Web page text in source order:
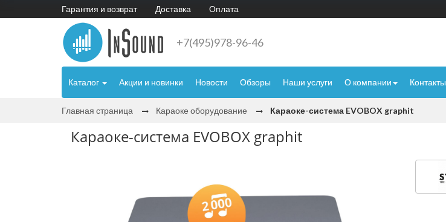
Гарантия и возврат Доставка Оплата
+7(495)978-96-46
Каталог Акции и новинки Новости Обзоры Наши услуги О компании Контакты
Главная страница Караоке оборудование Караоке-система EVOBOX graphit
Караоке-система EVOBOX graphit